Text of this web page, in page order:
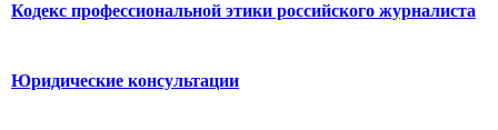
Кодекс профессиональной этики российского журналиста
Юридические консультации